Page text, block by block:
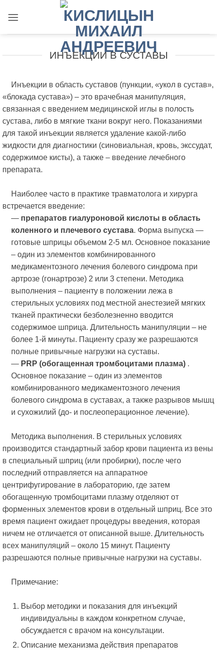
ИНЪЕКЦИИ В СУСТАВЫ
Инъекции в область суставов (пункции, «укол в сустав»,
«блокада сустава») – это врачебная манипуляция,
связанная с введением медицинской иглы в полость
сустава, либо в мягкие ткани вокруг него. Показаниями
для такой инъекции является удаление какой-либо
жидкости для диагностики (синовиальная, кровь, экссудат,
содержимое кисты), а также – введение лечебного
препарата.
Наиболее часто в практике травматолога и хирурга
встречается введение:
— препаратов гиалуроновой кислоты в область
коленного и плечевого сустава. Форма выпуска —
готовые шприцы объемом 2-5 мл. Основное показание
– один из элементов комбинированного
медикаментозного лечения болевого синдрома при
артрозе (гонартрозе) 2 или 3 степени. Методика
выполнения – пациенту в положении лежа в
стерильных условиях под местной анестезией мягких
тканей практически безболезненно вводится
содержимое шприца. Длительность манипуляции – не
более 1-й минуты. Пациенту сразу же разрешаются
полные привычные нагрузки на суставы.
— PRP (обогащенная тромбоцитами плазма).
Основное показание – один из элементов
комбинированного медикаментозного лечения
болевого синдрома в суставах, а также разрывов мышц
и сухожилий (до- и послеоперационное лечение).
Методика выполнения. В стерильных условиях
производится стандартный забор крови пациента из вены
в специальный шприц (или пробирки), после чего
последний отправляется на аппаратное
центрифугирование в лабораторию, где затем
обогащенную тромбоцитами плазму отделяют от
форменных элементов крови в отдельный шприц. Все это
время пациент ожидает процедуры введения, которая
ничем не отличается от описанной выше. Длительность
всех манипуляций – около 15 минут. Пациенту
разрешаются полные привычные нагрузки на суставы.
Примечание:
Выбор методики и показания для инъекций
индивидуальны в каждом конкретном случае,
обсуждается с врачом на консультации.
Описание механизма действия препаратов